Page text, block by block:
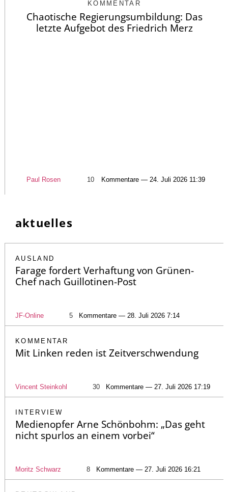
KOMMENTAR
Chaotische Regierungsumbildung: Das
letzte Aufgebot des Friedrich Merz
Paul Rosen 10 Kommentare — 24. Juli 2026 11:39
aktuelles
AUSLAND
Farage fordert Verhaftung von Grünen-
Chef nach Guillotinen-Post
JF-Online 5 Kommentare — 28. Juli 2026 7:14
KOMMENTAR
Mit Linken reden ist Zeitverschwendung
Vincent Steinkohl 30 Kommentare — 27. Juli 2026 17:19
INTERVIEW
Medienopfer Arne Schönbohm: „Das geht
nicht spurlos an einem vorbei“
Moritz Schwarz 8 Kommentare — 27. Juli 2026 16:21